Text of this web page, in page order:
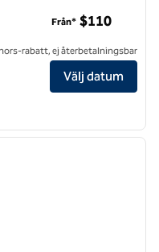
Greensboro
Från* $110
rabatt, ej återbetalningsbar
Välj datum
nästa